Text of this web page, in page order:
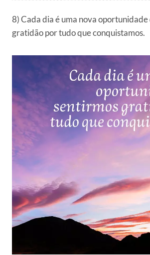
8) Cada dia é uma nova
gratidão por tudo que conquistamos.